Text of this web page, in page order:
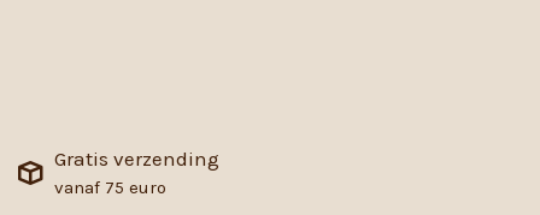
Gratis verzending
vanaf 75 euro